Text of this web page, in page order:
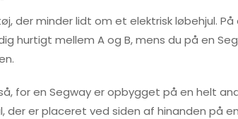
der minder lidt om et elektrisk løbehjul.
hurtigt mellem A og B, mens du på en
for en Segway er opbygget på en helt
der er placeret ved siden af hinanden på